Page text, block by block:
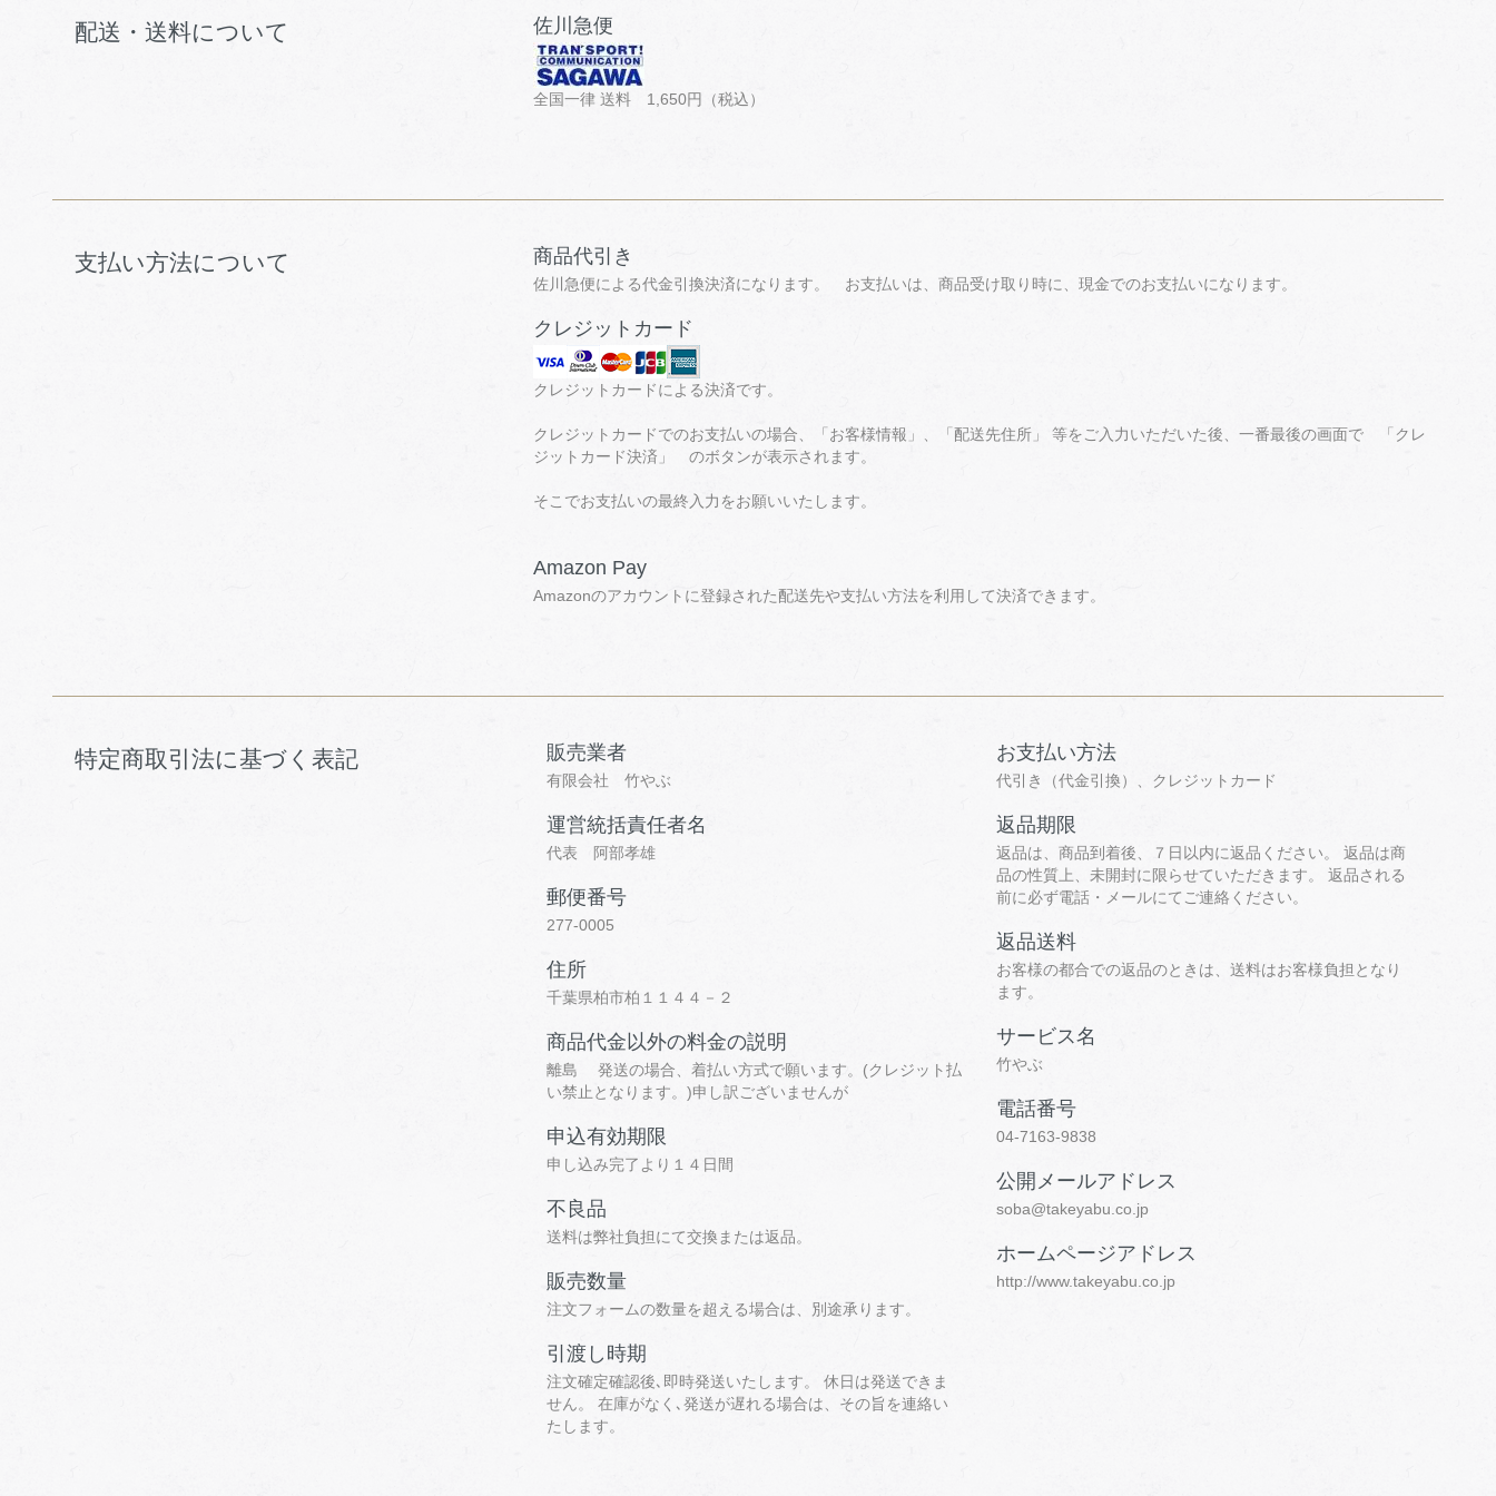
配送・送料について 佐川急便
全国一律 送料 1,650円（税込）
支払い方法について 商品代引き
佐川急便による代金引換決済になります。 お支払いは、商品受け取り時に、現金でのお支払いになります。
クレジットカード
クレジットカードによる決済です。
クレジットカードでのお支払いの場合、「お客様情報」、「配送先住所」 等をご入力いただいた後、一番最後の画面で 「クレ
ジットカード決済」 のボタンが表示されます。
そこでお支払いの最終入力をお願いいたします。
Amazon Pay
Amazonのアカウントに登録された配送先や支払い方法を利用して決済できます。
特定商取引法に基づく表記 販売業者
有限会社 竹やぶ
運営統括責任者名
代表 阿部孝雄
郵便番号
277-0005
住所
千葉県柏市柏１１４４－２
商品代金以外の料金の説明
離島 発送の場合、着払い方式で願います。(クレジット払
い禁止となります。)申し訳ございませんが
申込有効期限
申し込み完了より１４日間
不良品
送料は弊社負担にて交換または返品。
販売数量
注文フォームの数量を超える場合は、別途承ります。
引渡し時期
注文確定確認後､即時発送いたします。 休日は発送できま
せん。 在庫がなく､発送が遅れる場合は、その旨を連絡い
たします。
お支払い方法
代引き（代金引換）、クレジットカード
返品期限
返品は、商品到着後、７日以内に返品ください。 返品は商
品の性質上、未開封に限らせていただきます。 返品される
前に必ず電話・メールにてご連絡ください。
返品送料
お客様の都合での返品のときは、送料はお客様負担となり
ます。
サービス名
竹やぶ
電話番号
04-7163-9838
公開メールアドレス
soba@takeyabu.co.jp
ホームページアドレス
http://www.takeyabu.co.jp